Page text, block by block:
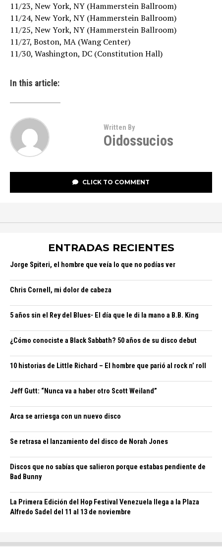
11/23, New York, NY (Hammerstein Ballroom)
11/24, New York, NY (Hammerstein Ballroom)
11/25, New York, NY (Hammerstein Ballroom)
11/27, Boston, MA (Wang Center)
11/30, Washington, DC (Constitution Hall)
In this article:
Written By
Oidossucios
CLICK TO COMMENT
ENTRADAS RECIENTES
Jorge Spiteri, el hombre que veía lo que no podías ver
Chris Cornell, mi dolor de cabeza
5 años sin el Rey del Blues- El día que le di la mano a B.B. King
¿Cómo conociste a Black Sabbath? 50 años de su disco debut
10 historias de Little Richard – El hombre que parió al rock n’ roll
Jeff Gutt: “Nunca va a haber otro Scott Weiland”
Arca se arriesga con un nuevo disco
Se retrasa el lanzamiento del disco de Norah Jones
Discos que no sabías que salieron porque estabas pendiente de
Bad Bunny
La Primera Edición del Hop Festival Venezuela llega a la Plaza
Alfredo Sadel del 11 al 13 de noviembre